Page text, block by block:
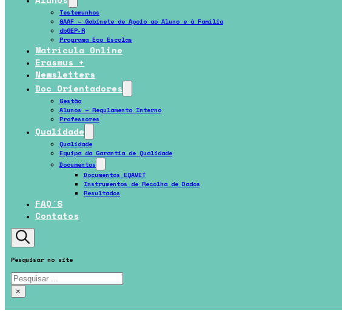
Testemunhos
GAAF – Gabinete de Apoio ao Aluno e à Família
dbGEP-R
Programa Eco Escolas
Matrícula Online
Erasmus +
Newsletters
Doc Orientadores
Gestão
Alunos – Regulamento Interno
Professores
Qualidade
Qualidade
Equipa da Garantia de Qualidade
Documentos
Documentos EQAVET
Instrumentos de Recolha de Dados
Resultados
FAQ´s
Contatos
Pesquisar no site
Pesquisar
×